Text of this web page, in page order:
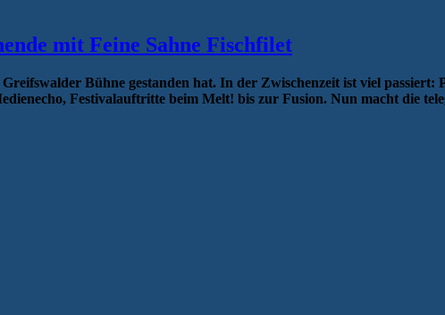
mit Feine Sahne Fischfilet
Greifswalder Bühne gestanden hat. In der Zwischenzeit ist viel
Festivalauftritte beim Melt! bis zur Fusion. Nun macht die